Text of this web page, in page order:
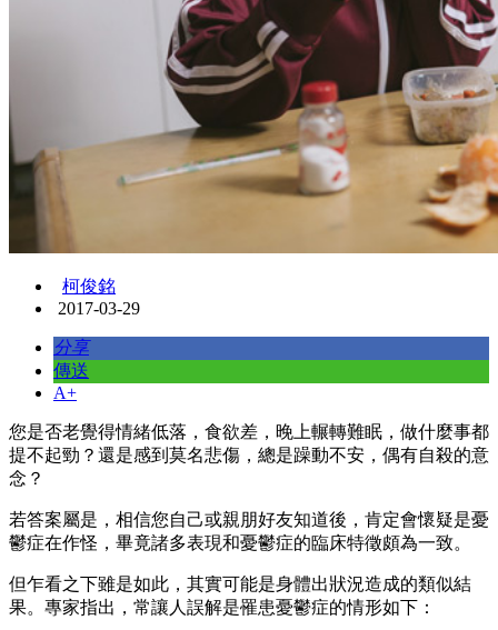
柯俊銘
2017-03-29
分享
傳送
A+
您是否老覺得情緒低落，食欲差，晚上輾轉難眠，做什麼事都
提不起勁？還是感到莫名悲傷，總是躁動不安，偶有自殺的意
念？
若答案屬是，相信您自己或親朋好友知道後，肯定會懷疑是憂
鬱症在作怪，畢竟諸多表現和憂鬱症的臨床特徵頗為一致。
但乍看之下雖是如此，其實可能是身體出狀況造成的類似結
果。專家指出，常讓人誤解是罹患憂鬱症的情形如下：